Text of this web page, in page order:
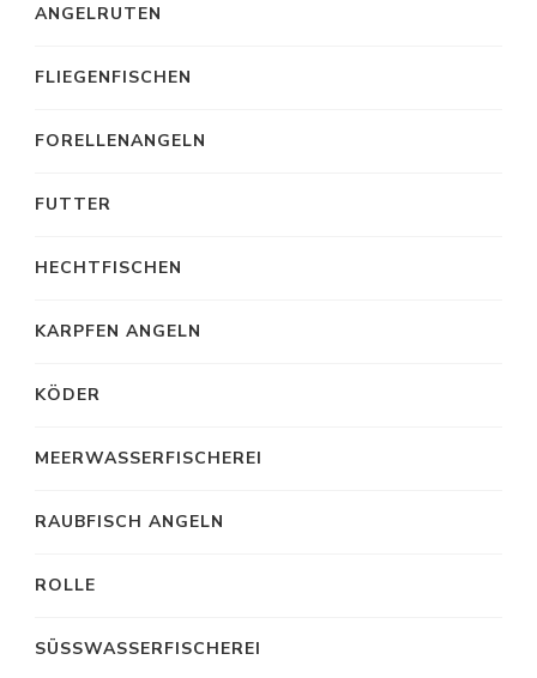
ANGELRUTEN
FLIEGENFISCHEN
FORELLENANGELN
FUTTER
HECHTFISCHEN
KARPFEN ANGELN
KÖDER
MEERWASSERFISCHEREI
RAUBFISCH ANGELN
ROLLE
SÜSSWASSERFISCHEREI